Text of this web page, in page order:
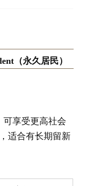
（永久居民）
可享受更高社会
适合有长期留新